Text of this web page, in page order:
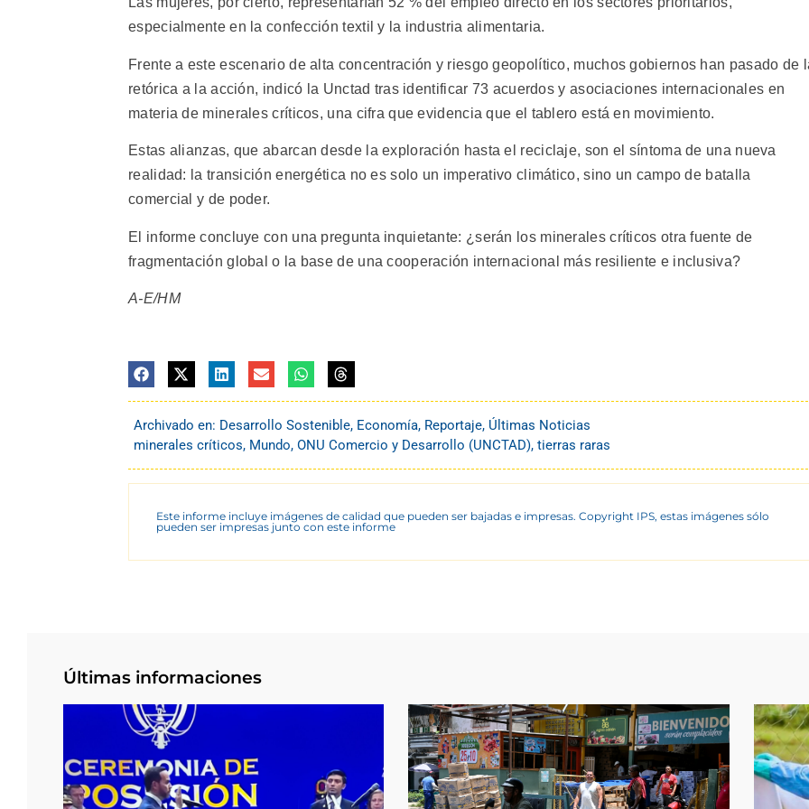
especialmente en la confección textil y la industria alimentaria.
Frente a este escenario de alta concentración y riesgo geopolítico, muchos gobiernos han pasado de
retórica a la acción, indicó la Unctad tras identificar 73 acuerdos y asociaciones internacionales en
materia de minerales críticos, una cifra que evidencia que el tablero está en movimiento.
Estas alianzas, que abarcan desde la exploración hasta el reciclaje, son el síntoma de una nueva
realidad: la transición energética no es solo un imperativo climático, sino un campo de batalla
comercial y de poder.
El informe concluye con una pregunta inquietante: ¿serán los minerales críticos otra fuente de
fragmentación global o la base de una cooperación internacional más resiliente e inclusiva?
A-E/HM
Archivado en: Desarrollo Sostenible, Economía, Reportaje, Últimas Noticias
minerales críticos, Mundo, ONU Comercio y Desarrollo (UNCTAD), tierras raras
Este informe incluye imágenes de calidad que pueden ser bajadas e impresas. Copyright IPS, estas imágenes sólo
pueden ser impresas junto con este informe
Últimas informaciones